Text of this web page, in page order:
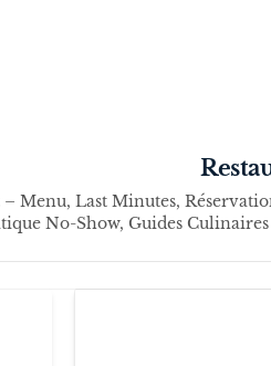
– Menu, Last Minutes,
No-Show, Guides